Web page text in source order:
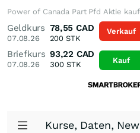
Power of Canada Part Pfd Aktie
Geldkurs
07.08.26
78,55 CAD
200 STK
Briefkurs
07.08.26
93,22 CAD
300STK
Verkauf
Kauf
Kurse, Daten,